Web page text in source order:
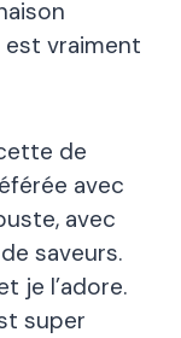
vraiment
de
avec
avec
saveurs.
je l’adore.
super